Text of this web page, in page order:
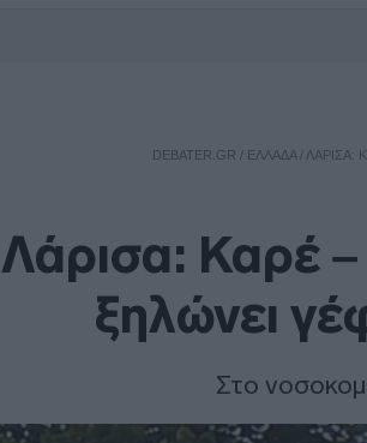
DEBATER.GR / ΕΛΛΑΔΑ/ΛΆΡΙΣΑ:
Λάρισα: Καρέ
ξηλώνει
Στο